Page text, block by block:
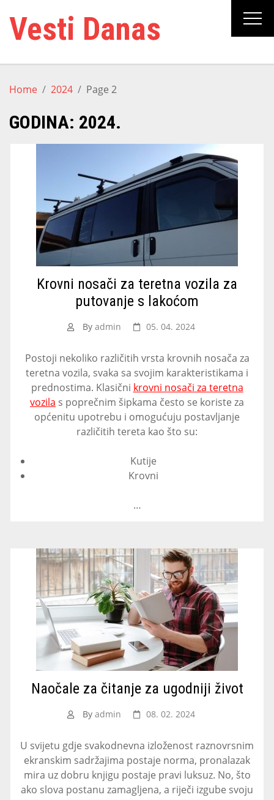
content
Vesti Danas
Home 2024 Page 2
GODINA: 2024.
Krovni nosači za teretna vozila za
putovanje s lakoćom
By admin 05. 04. 2024
Postoji nekoliko različitih vrsta krovnih nosača za
teretna vozila, svaka sa svojim karakteristikama i
prednostima. Klasični krovni nosači za teretna
vozila s poprečnim šipkama često se koriste za
općenitu upotrebu i omogućuju postavljanje
različitih tereta kao što su:
Kutije
Krovni
…
Naočale za čitanje za ugodniji život
By admin 08. 02. 2024
U svijetu gdje svakodnevna izloženost raznovrsnim
ekranskim sadržajima postaje norma, pronalazak
mira uz dobru knjigu postaje pravi luksuz. No, što
ako slova postanu zamagljena, a riječi izgube svoju